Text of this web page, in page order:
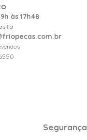
às 17h48
Segurança